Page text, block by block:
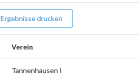
Ergebnisse drucken
Verein
Tannenhausen I